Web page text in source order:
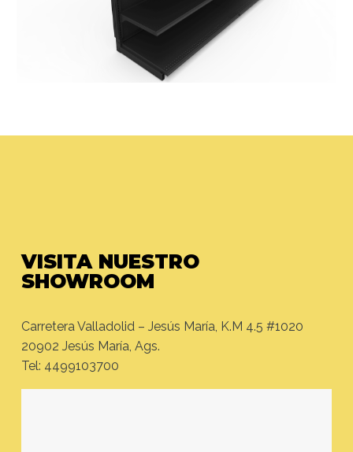
VISITA NUESTRO
SHOWROOM
Carretera Valladolid – Jesús María, K.M 4.5 #1020
20902 Jesús María, Ags.
Tel: 4499103700